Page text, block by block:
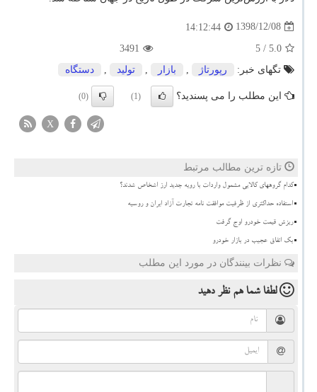
1398/12/08
14:12:44
5.0
/ 5
3491
تگهای خبر:
رپورتاژ , بازار , تولید , دستگاه
این مطلب را می پسندید؟ (1)
(0)
X
تازه ترین مطالب مرتبط
کدام گروههای کالایی مشمول واردات با رویه جدید ارز اشخاص شدند؟
استفاده حداکثری از ظرفیت موافقت نامه تجارت آزاد ایران و روسیه
ریزش قیمت خودرو اوج گرفت
بک اتفاق عجیب در بازار خودرو
نظرات بینندگان در مورد این مطلب
لطفا شما همنظر دهید